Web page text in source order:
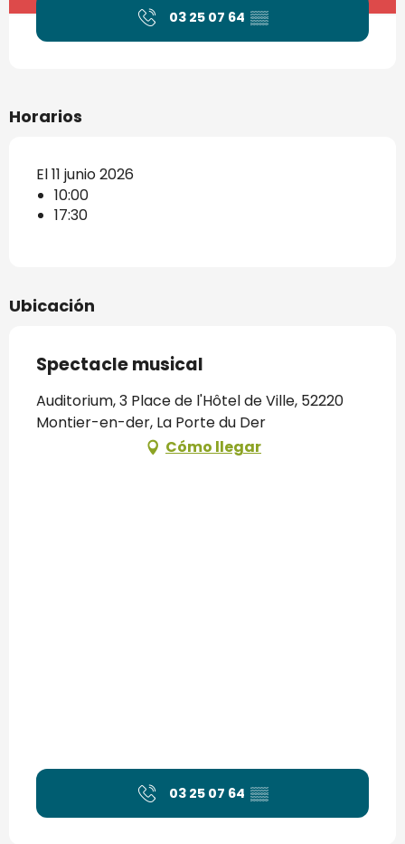
03 25 07 64 ▒▒
Horarios
El 11 junio 2026
10:00
17:30
Ubicación
Spectacle musical
Auditorium, 3 Place de l'Hôtel de Ville, 52220
Montier-en-der, La Porte du Der
Cómo llegar
03 25 07 64 ▒▒